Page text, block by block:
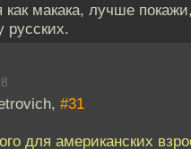
как макака, лучше
русских.
#31
для американских